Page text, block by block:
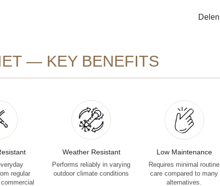
Delen
— KEY BENEFITS
regular
Weather Resistant
Performs reliably in varying
outdoor climate conditions
Low Maintenance
Requires minimal routine
care compared to many
alternatives.